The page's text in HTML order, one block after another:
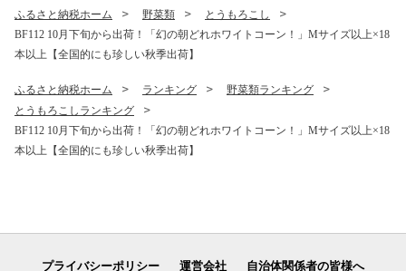
ふるさと納税ホーム 野菜類
とうもろこし
BF112 10月下旬から出荷！「幻の朝どれホワイトコーン！」Mサイズ以上×18
本以上【全国的にも珍しい秋季出荷】
ふるさと納税ホーム ランキング
野菜類ランキング
とうもろこしランキング
BF112 10月下旬から出荷！「幻の朝どれホワイトコーン！」Mサイズ以上×18
本以上【全国的にも珍しい秋季出荷】
プライバシーポリシー 運営会社 自治体関係者の皆様へ